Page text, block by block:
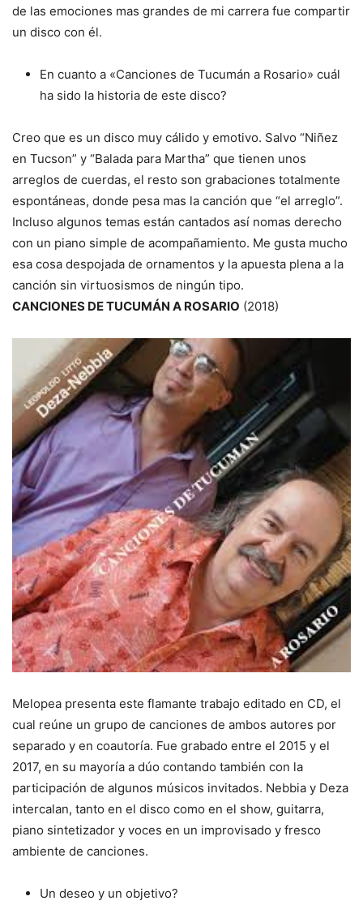
de las emociones mas grandes de mi carrera fue compartir
un disco con él.
En cuanto a «Canciones de Tucumán a Rosario» cuál
ha sido la historia de este disco?
Creo que es un disco muy cálido y emotivo. Salvo “Niñez
en Tucson” y “Balada para Martha” que tienen unos
arreglos de cuerdas, el resto son grabaciones totalmente
espontáneas, donde pesa mas la canción que “el arreglo”.
Incluso algunos temas están cantados así nomas derecho
con un piano simple de acompañamiento. Me gusta mucho
esa cosa despojada de ornamentos y la apuesta plena a la
canción sin virtuosismos de ningún tipo.
CANCIONES DE TUCUMÁN A ROSARIO (2018)
Melopea presenta este flamante trabajo editado en CD, el
cual reúne un grupo de canciones de ambos autores por
separado y en coautoría. Fue grabado entre el 2015 y el
2017, en su mayoría a dúo contando también con la
participación de algunos músicos invitados. Nebbia y Deza
intercalan, tanto en el disco como en el show, guitarra,
piano sintetizador y voces en un improvisado y fresco
ambiente de canciones.
Un deseo y un objetivo?